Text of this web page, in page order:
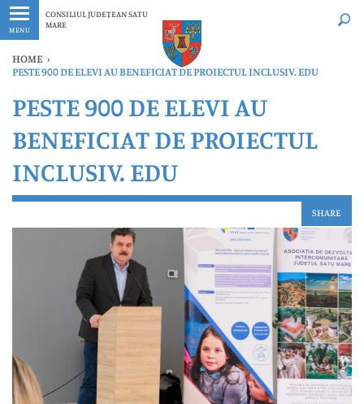
MENU
CONSILIUL JUDEȚEAN SATU
MARE
Ultimele
HOME ›
PESTE 900 DE ELEVI AU BENEFICIAT DE PROIECTUL INCLUSIV. EDU
PESTE 900 DE ELEVI AU
BENEFICIAT DE PROIECTUL
INCLUSIV. EDU
SHARE